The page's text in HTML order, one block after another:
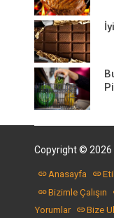
Copyright © 2026
Anasayfa
Bizimle Çalışın
Yorumlar
Bize